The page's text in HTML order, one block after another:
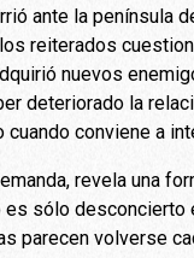
ante la península
reiterados
nuevos
deteriorado la
conviene a
revela una
es sólo
parecen volverse